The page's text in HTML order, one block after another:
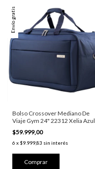
Envío gratis
Bolso Crossover Mediano De
Viaje Gym 24" 22312 Xelia Azul
$59.999,00
6 x $9.999,83 sin interés